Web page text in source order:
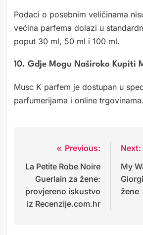
Podaci o posebnim veličinama
većina parfema dolazi u
poput 30 ml, 50 ml i 100 ml.
10. Gdje Mogu Naširoko Kupiti
Musc K parfem je dostupan u
parfumerijama i online trgovinama.
Navigacija
objava
Previous:
La Petite Robe Noire
Guerlain za žene:
provjereno iskustvo
iz Recenzije.com.hr
Next:
My
žene